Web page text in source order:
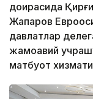
доирасида
Жапаров
давлатлар
жамоавий
матбуот